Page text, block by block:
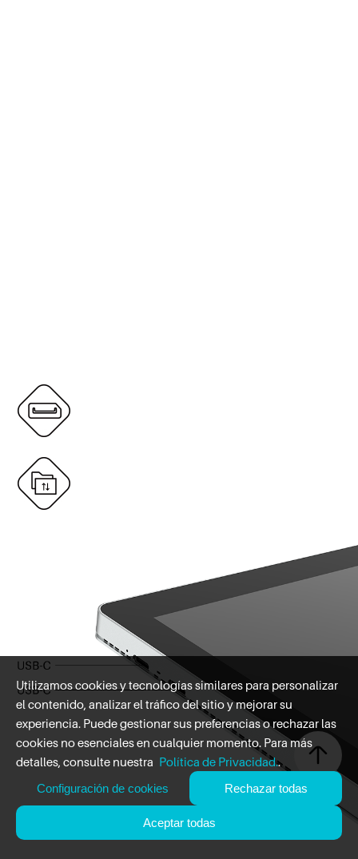
Utilizamos cookies y tecnologías similares para personalizar
el contenido, analizar el tráfico del sitio y mejorar su
experiencia. Puede gestionar sus preferencias o rechazar las
cookies no esenciales en cualquier momento. Para más
detalles, consulte nuestra Política de Privacidad..
Configuración de cookies Rechazar todas
Aceptar todas